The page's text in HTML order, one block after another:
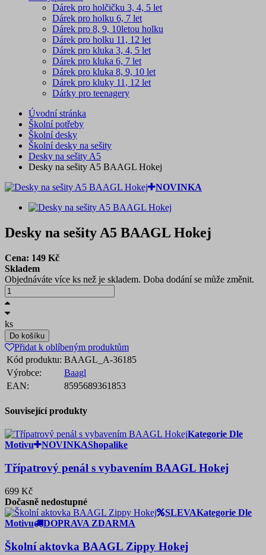
Dárek pro holčičku 3, 4, 5 let
Dárek pro holku 6, 7 let
Dárek pro 8, 9, 10letou holku
Dárek pro holku 11, 12 let
Dárek pro kluka 3, 4, 5 let
Dárek pro kluka 6, 7 let
Dárek pro kluka 8, 9, 10 let
Dárek pro kluky 11, 12 let
Dárky pro teenagery
Úvodní stránka
Školní potřeby
Školní desky
Školní desky na sešity
Desky na sešity A5
Desky na sešity A5 BAAGL Hokej
NOVINKA
Desky na sešity A5 BAAGL Hokej
Cena: 149 Kč
Skladem
Objednáváte více ks než je skladem. Doba dodání se může změnit.
ks
Do košíku
Přidat k oblíbeným produktům
Kód produktu: BAAGL_A-36185
Výrobce:
Baagl
EAN:
8595689361853
Související produkty
Kategorie Dle
Motivu
NOVINKAShopalike
Třípatrový penál s vybavením BAAGL Hokej
699 Kč
Dočasně nedostupné
SLEVAKategorie Dle
Motivu
DOPRAVA ZDARMA
Školní aktovka BAAGL Zippy Hokej